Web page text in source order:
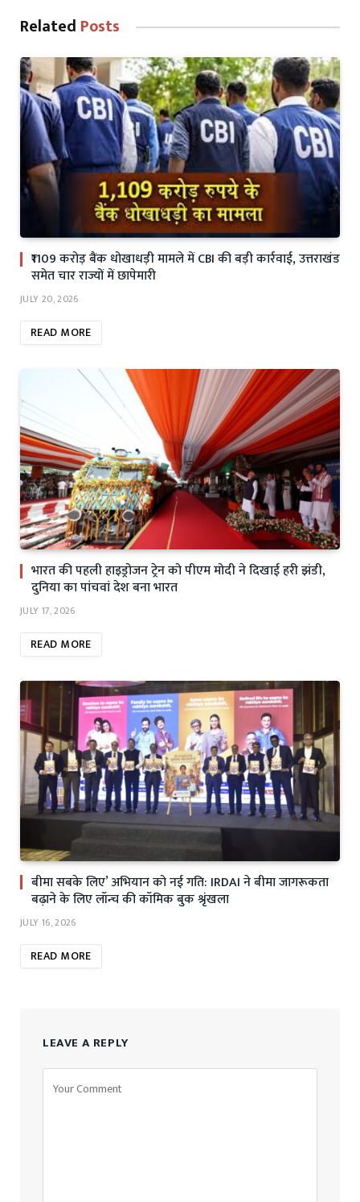
Related Posts
₹1109 करोड़ बैंक धोखाधड़ी मामले में CBI की बड़ी कार्रवाई, उत्तराखंड
समेत चार राज्यों में छापेमारी
JULY 20, 2026
READ MORE
भारत की पहली हाइड्रोजन ट्रेन को पीएम मोदी ने दिखाई हरी झंडी,
दुनिया का पांचवां देश बना भारत
JULY 17, 2026
READ MORE
बीमा सबके लिए’ अभियान को नई गति: IRDAI ने बीमा जागरूकता
बढ़ाने के लिए लॉन्च की कॉमिक बुक श्रृंखला
JULY 16, 2026
READ MORE
LEAVE A REPLY